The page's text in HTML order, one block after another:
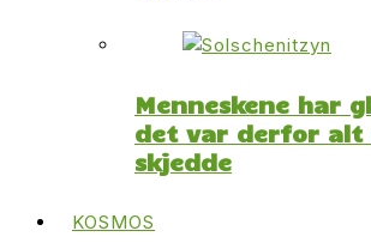
Menneskene har
det var derfor alt
skjedde
KOSMOS